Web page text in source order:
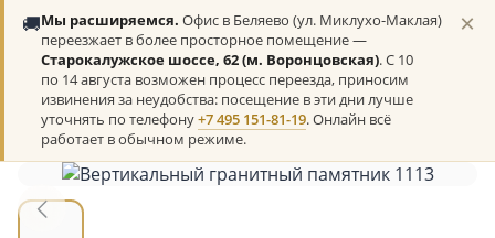
🚚Мы расширяемся. Офис в Беляево (ул. Миклухо-Маклая)
переезжает в более просторное помещение —
Старокалужское шоссе, 62 (м. Воронцовская). С 10
по 14 августа возможен процесс переезда, приносим
извинения за неудобства: посещение в эти дни лучше
уточнять по телефону+7 495 151-81-19. Онлайн всё
работает в обычном режиме.
×